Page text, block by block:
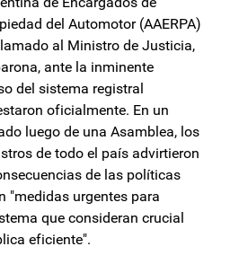
del Automotor (AAERPA)
al Ministro de Justicia,
ante la inminente
del sistema registral
oficialmente. En un
luego de una Asamblea, los
de todo el país advirtieron
de las políticas
"medidas urgentes para
que consideran crucial
eficiente".